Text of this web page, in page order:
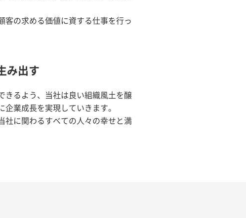
客の求める価値に資する仕事を行っ
み出す
きるよう、当社は良い組織風土を醸
業成長を実現していきます。
社に関わるすべての人々の幸せと満